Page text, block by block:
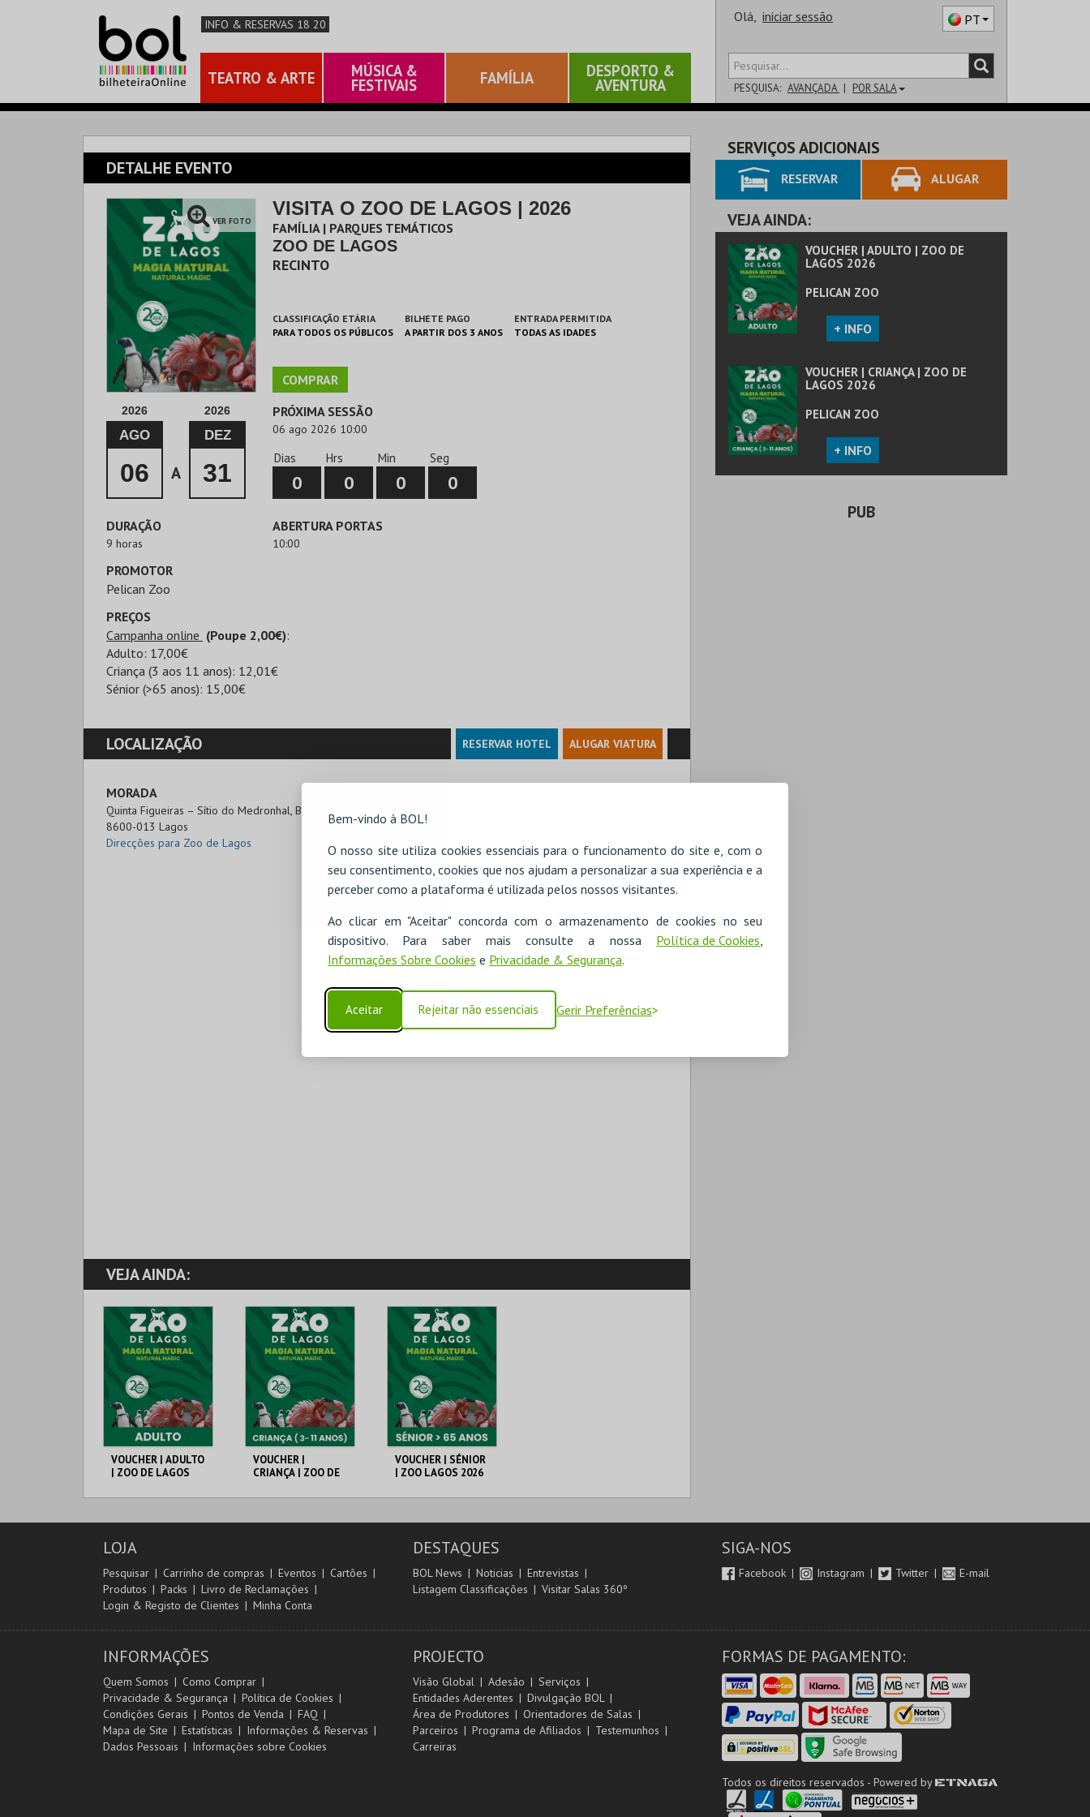
Bem-vindo à BOL!
O nosso site utiliza cookies essenciais para o funcionamento do site e, com o
seu consentimento, cookies que nos ajudam a personalizar a sua experiência e a
perceber como a plataforma é utilizada pelos nossos visitantes.
Ao clicar em "Aceitar" concorda com o armazenamento de cookies no seu
dispositivo. Para saber mais consulte a nossa Política de Cookies
Informações Sobre Cookies e Privacidade & Segurança.
Aceitar Rejeitar não essenciais Gerir Preferências
INFO & RESERVAS 18 20
TEATRO & ARTE MÚSICA &
FESTIVAIS FAMÍLIA DESPORTO &
AVENTURA
Olá, iniciar sessão PT
PESQUISA: AVANÇADA POR SALA
SALA
DETALHE EVENTO
VER FOTO
VISITA O ZOO DE LAGOS | 2026
FAMÍLIA | PARQUES TEMÁTICOS
ZOO DE LAGOS
RECINTO
CLASSIFICAÇÃO ETÁRIA
PARA TODOS OS PÚBLICOS
BILHETE PAGO
A PARTIR DOS 3 ANOS
ENTRADA PERMITIDA
TODAS AS IDADES
COMPRAR
2026
AGO
06 A
2026
DEZ
31
PRÓXIMA SESSÃO
06 ago 2026 10:00
Dias
0
Hrs
0
Min
0
Seg
0
DURAÇÃO
9 horas
ABERTURA PORTAS
10:00
PROMOTOR
Pelican Zoo
PREÇOS
Campanha online (Poupe 2,00€):
Adulto: 17,00€
Criança (3 aos 11 anos): 12,01€
Sénior (>65 anos): 15,00€
LOCALIZAÇÃO RESERVAR HOTEL ALUGAR VIATURA
MORADA
Quinta Figueiras – Sítio do Medronhal, Barão de São João
8600-013 Lagos
Direcções para Zoo de Lagos
VEJA AINDA:
VOUCHER | ADULTO
| ZOO DE LAGOS
PELICAN ZOO
AQUISIÇÃO
COMPRAR
VOUCHER |
CRIANÇA | ZOO DE
PELICAN ZOO
AQUISIÇÃO
COMPRAR
VOUCHER | SÉNIOR
| ZOO LAGOS 2026
PELICAN ZOO
AQUISIÇÃO
COMPRAR
SERVIÇOS ADICIONAIS
RESERVAR ALUGAR
VEJA AINDA:
VOUCHER | ADULTO | ZOO DE
LAGOS 2026
PELICAN ZOO
+ INFO
VOUCHER | CRIANÇA | ZOO DE
LAGOS 2026
PELICAN ZOO
+ INFO
PUB
LOJA
Pesquisar Carrinho de compras Eventos
Cartões
Produtos
Packs
Livro de Reclamações
Login & Registo de Clientes
Minha Conta
DESTAQUES
BOL News Noticias
Entrevistas
Listagem Classificações
Visitar Salas 360º
SIGA-NOS
Facebook Instagram Twitter E-mail
INFORMAÇÕES
Quem Somos
Como Comprar
Privacidade & Segurança
Política de Cookies
Condições Gerais
Pontos de Venda
FAQ
Mapa de Site
Estatísticas
Informações & Reservas
Dados Pessoais
Informações sobre Cookies
PROJECTO
Visão Global Adesão
Serviços
Entidades Aderentes
Divulgação BOL
Área de Produtores
Orientadores de Salas
Parceiros
Programa de Afiliados
Testemunhos
Carreiras
FORMAS DE PAGAMENTO:
Todos os direitos reservados - Powered by